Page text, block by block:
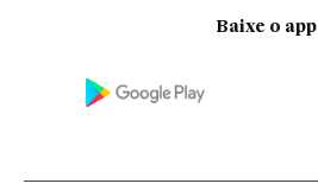
Baixe o app